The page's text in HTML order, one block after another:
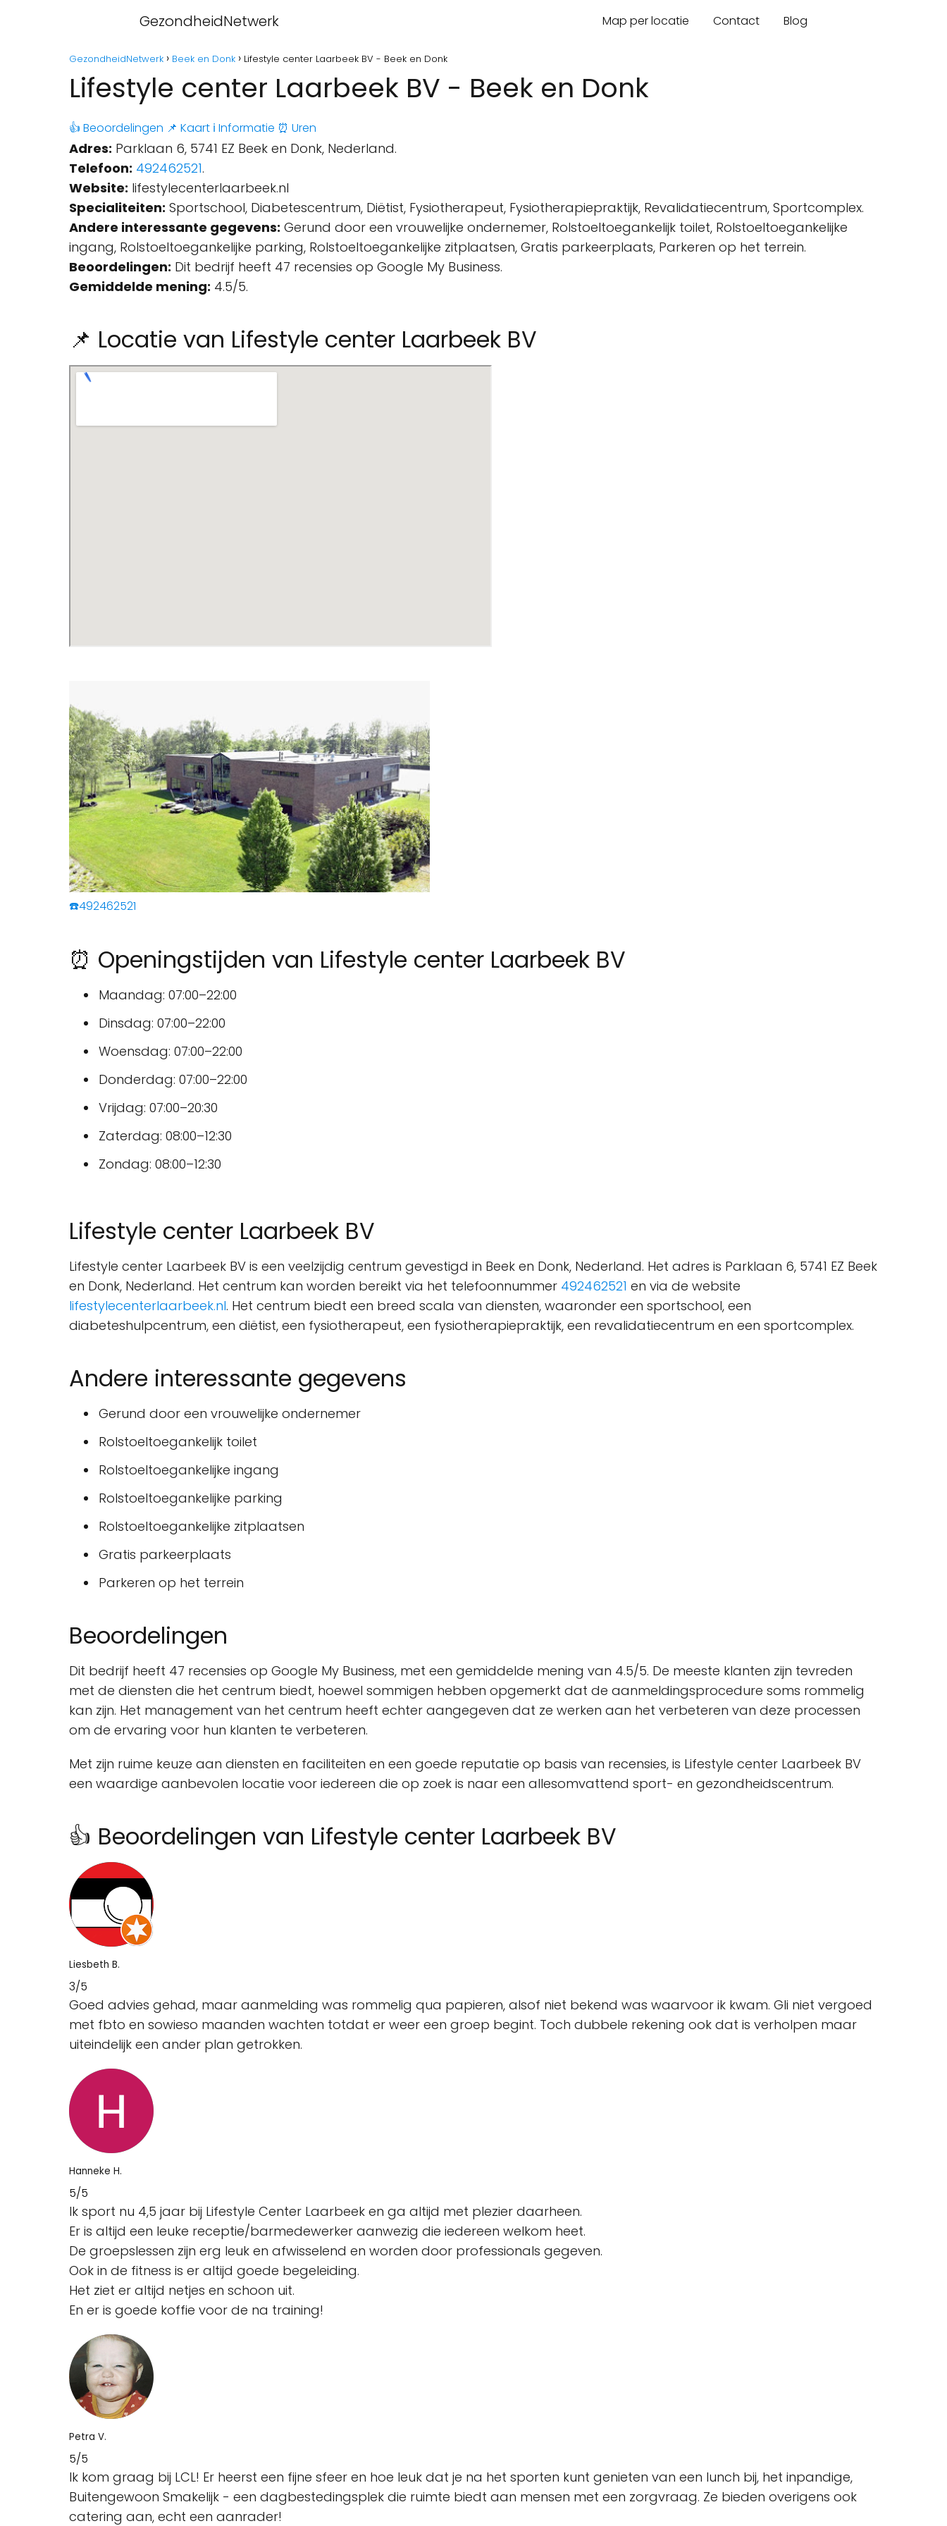
GezondheidNetwerk Map per locatie Contact Blog
GezondheidNetwerk Beek en Donk Lifestyle center Laarbeek BV - Beek en Donk
Lifestyle center Laarbeek BV - Beek en Donk
👍 Beoordelingen 📌 Kaart ℹ️ Informatie ⏰ Uren
Adres: Parklaan 6, 5741 EZ Beek en Donk, Nederland.
Telefoon: 492462521.
Website: lifestylecenterlaarbeek.nl
Specialiteiten: Sportschool, Diabetescentrum, Diëtist, Fysiotherapeut, Fysiotherapiepraktijk, Revalidatiecentrum, Sportcomplex.
Andere interessante gegevens: Gerund door een vrouwelijke ondernemer, Rolstoeltoegankelijk toilet, Rolstoeltoegankelijke
ingang, Rolstoeltoegankelijke parking, Rolstoeltoegankelijke zitplaatsen, Gratis parkeerplaats, Parkeren op het terrein.
Beoordelingen: Dit bedrijf heeft 47 recensies op Google My Business.
Gemiddelde mening: 4.5/5.
📌 Locatie van Lifestyle center Laarbeek BV
☎️492462521
⏰ Openingstijden van Lifestyle center Laarbeek BV
Maandag: 07:00–22:00
Dinsdag: 07:00–22:00
Woensdag: 07:00–22:00
Donderdag: 07:00–22:00
Vrijdag: 07:00–20:30
Zaterdag: 08:00–12:30
Zondag: 08:00–12:30
Lifestyle center Laarbeek BV
Lifestyle center Laarbeek BV is een veelzijdig centrum gevestigd in Beek en Donk, Nederland. Het adres is Parklaan 6, 5741 EZ Beek
en Donk, Nederland. Het centrum kan worden bereikt via het telefoonnummer 492462521 en via de website
lifestylecenterlaarbeek.nl. Het centrum biedt een breed scala van diensten, waaronder een sportschool, een
diabeteshulpcentrum, een diëtist, een fysiotherapeut, een fysiotherapiepraktijk, een revalidatiecentrum en een sportcomplex.
Andere interessante gegevens
Gerund door een vrouwelijke ondernemer
Rolstoeltoegankelijk toilet
Rolstoeltoegankelijke ingang
Rolstoeltoegankelijke parking
Rolstoeltoegankelijke zitplaatsen
Gratis parkeerplaats
Parkeren op het terrein
Beoordelingen
Dit bedrijf heeft 47 recensies op Google My Business, met een gemiddelde mening van 4.5/5. De meeste klanten zijn tevreden
met de diensten die het centrum biedt, hoewel sommigen hebben opgemerkt dat de aanmeldingsprocedure soms rommelig
kan zijn. Het management van het centrum heeft echter aangegeven dat ze werken aan het verbeteren van deze processen
om de ervaring voor hun klanten te verbeteren.
Met zijn ruime keuze aan diensten en faciliteiten en een goede reputatie op basis van recensies, is Lifestyle center Laarbeek BV
een waardige aanbevolen locatie voor iedereen die op zoek is naar een allesomvattend sport- en gezondheidscentrum.
👍 Beoordelingen van Lifestyle center Laarbeek BV
Liesbeth B.
3/5
Goed advies gehad, maar aanmelding was rommelig qua papieren, alsof niet bekend was waarvoor ik kwam. Gli niet vergoed
met fbto en sowieso maanden wachten totdat er weer een groep begint. Toch dubbele rekening ook dat is verholpen maar
uiteindelijk een ander plan getrokken.
Hanneke H.
5/5
Ik sport nu 4,5 jaar bij Lifestyle Center Laarbeek en ga altijd met plezier daarheen.
Er is altijd een leuke receptie/barmedewerker aanwezig die iedereen welkom heet.
De groepslessen zijn erg leuk en afwisselend en worden door professionals gegeven.
Ook in de fitness is er altijd goede begeleiding.
Het ziet er altijd netjes en schoon uit.
En er is goede koffie voor de na training!
Petra V.
5/5
Ik kom graag bij LCL! Er heerst een fijne sfeer en hoe leuk dat je na het sporten kunt genieten van een lunch bij, het inpandige,
Buitengewoon Smakelijk - een dagbestedingsplek die ruimte biedt aan mensen met een zorgvraag. Ze bieden overigens ook
catering aan, echt een aanrader!